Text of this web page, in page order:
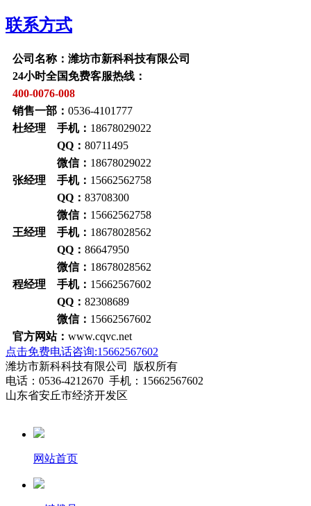
联系方式
公司名称：潍坊市新科科技有限公司
24小时全国免费客服热线：
400-0076-008
销售一部： 0536-4101777
杜经理 手机： 18678029022
QQ： 80711495
微信： 18678029022
张经理 手机： 15662562758
QQ： 83708300
微信： 15662562758
王经理 手机： 18678028562
QQ： 86647950
微信： 18678028562
程经理 手机： 15662567602
QQ： 82308689
微信： 15662567602
官方网站： www.cqvc.net
点击免费电话咨询:15662567602
潍坊市新科科技有限公司 版权所有
电话：0536-4212670 手机：15662567602
山东省安丘市经济开发区
网站首页